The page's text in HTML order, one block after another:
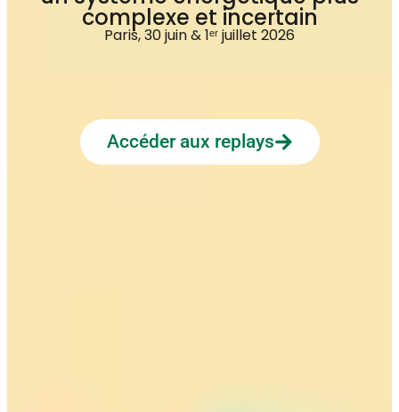
complexe et incertain
Paris, 30 juin & 1ᵉʳ juillet 2026
Accéder aux replays